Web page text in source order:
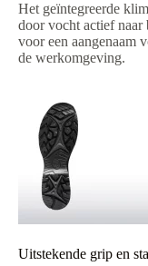
Het geïntegreerde
door vocht actief naar
voor een aangenaam
de werkomgeving.
Uitstekende grip en